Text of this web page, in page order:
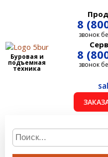
Буровая и
подъемная
техника
8
звонок
8
звонок